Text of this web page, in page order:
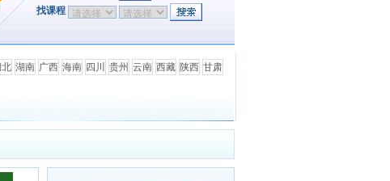
找课程
湖南 广西 海南 四川 贵州 云南 西藏 陕西 甘肃